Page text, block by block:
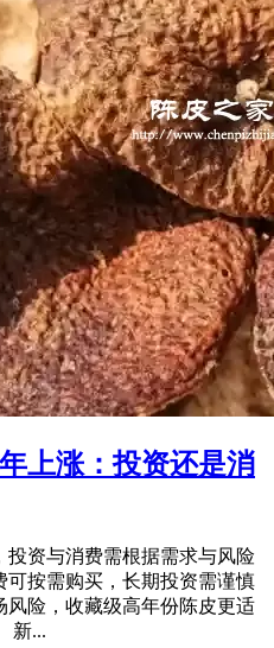
上涨：投资还是消
投资与消费需根据需求与风险
可按需购买，长期投资需谨慎
风险，收藏级高年份陈皮更适
新...